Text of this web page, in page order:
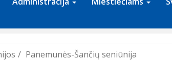
Panemunės-Šančių seniūnija